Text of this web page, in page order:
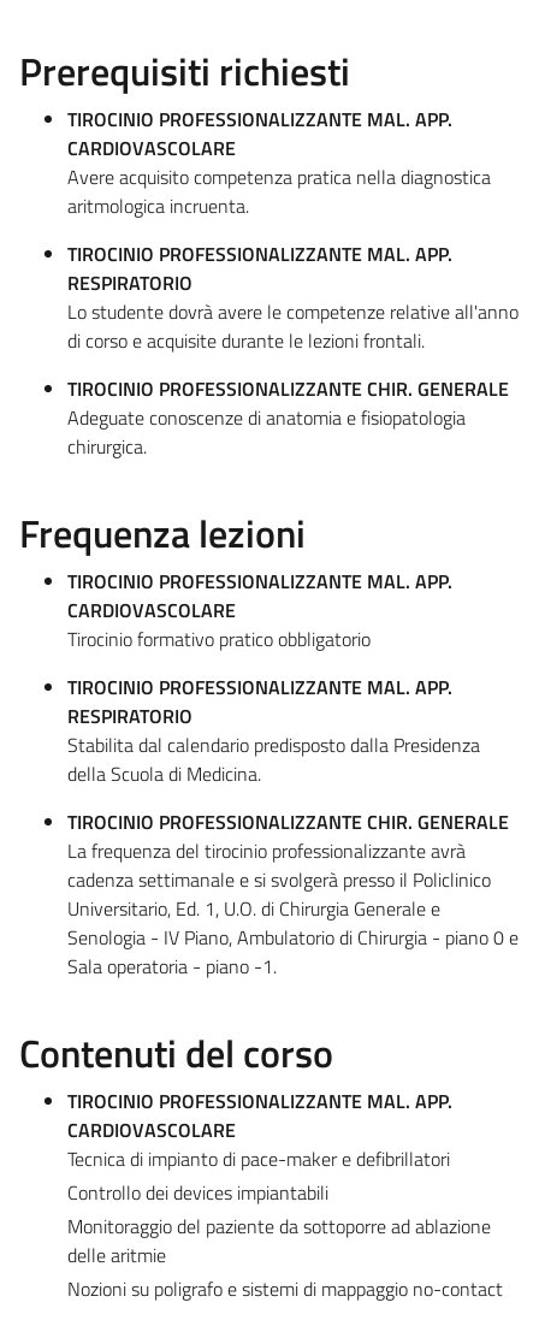
Prerequisiti richiesti
TIROCINIO PROFESSIONALIZZANTE MAL. APP.
CARDIOVASCOLARE
Avere acquisito competenza pratica nella diagnostica
aritmologica incruenta.
TIROCINIO PROFESSIONALIZZANTE MAL. APP.
RESPIRATORIO
Lo studente dovrà avere le competenze relative all'anno
di corso e acquisite durante le lezioni frontali.
TIROCINIO PROFESSIONALIZZANTE CHIR. GENERALE
Adeguate conoscenze di anatomia e fisiopatologia
chirurgica.
Frequenza lezioni
TIROCINIO PROFESSIONALIZZANTE MAL. APP.
CARDIOVASCOLARE
Tirocinio formativo pratico obbligatorio
TIROCINIO PROFESSIONALIZZANTE MAL. APP.
RESPIRATORIO
Stabilita dal calendario predisposto dalla Presidenza
della Scuola di Medicina.
TIROCINIO PROFESSIONALIZZANTE CHIR. GENERALE
La frequenza del tirocinio professionalizzante avrà
cadenza settimanale e si svolgerà presso il Policlinico
Universitario, Ed. 1, U.O. di Chirurgia Generale e
Senologia - IV Piano, Ambulatorio di Chirurgia - piano 0 e
Sala operatoria - piano -1.
Contenuti del corso
TIROCINIO PROFESSIONALIZZANTE MAL. APP.
CARDIOVASCOLARE
Tecnica di impianto di pace-maker e defibrillatori
Controllo dei devices impiantabili
Monitoraggio del paziente da sottoporre ad ablazione
delle aritmie
Nozioni su poligrafo e sistemi di mappaggio no-contact